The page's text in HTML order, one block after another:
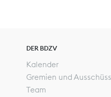
DER BDZV
Kalender
Gremien und
Team